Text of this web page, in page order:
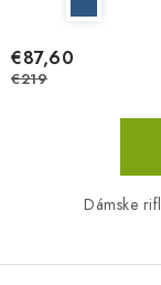
€87,60
€219
Dámske